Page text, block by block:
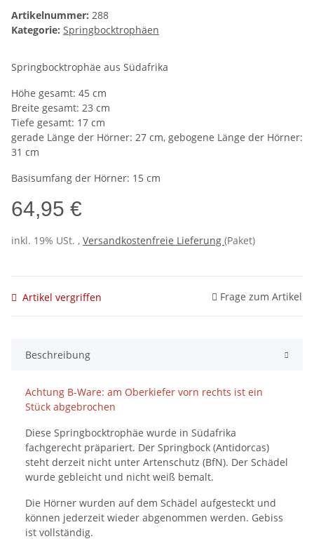
Artikelnummer: 288
Kategorie: Springbocktrophäen
Springbocktrophäe aus Südafrika
Höhe gesamt: 45 cm
Breite gesamt: 23 cm
Tiefe gesamt: 17 cm
gerade Länge der Hörner: 27 cm, gebogene Länge der Hörner:
31 cm
Basisumfang der Hörner: 15 cm
64,95 €
inkl. 19% USt. , Versandkostenfreie Lieferung (Paket)
Artikel vergriffen Frage zum Artikel
Beschreibung
Achtung B-Ware: am Oberkiefer vorn rechts ist ein
Stück abgebrochen
Diese Springbocktrophäe wurde in Südafrika
fachgerecht präpariert. Der Springbock (Antidorcas)
steht derzeit nicht unter Artenschutz (BfN). Der Schädel
wurde gebleicht und nicht weiß bemalt.
Die Hörner wurden auf dem Schädel aufgesteckt und
können jederzeit wieder abgenommen werden. Gebiss
ist vollständig.